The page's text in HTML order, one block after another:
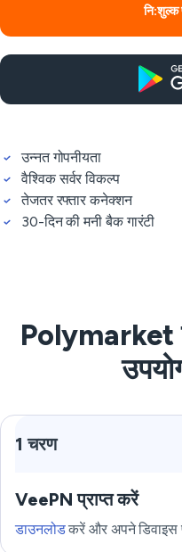
नि:शुल्क
उन्नत गोपनीयता
वैश्विक सर्वर विकल्प
तेजतर रफ्तार कनेक्शन
30-दिन की मनी बैक गारंटी
Polymarket
1 चरण
VeePN प्राप्त करें
डाउनलोडकरें और अपने डिवाइस